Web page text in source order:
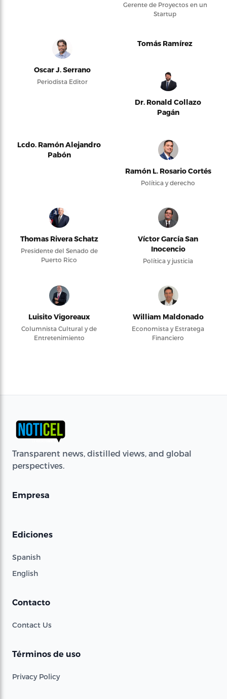
Gerente de Proyectos en un
Startup
Oscar J. Serrano
Periodista Editor
Tomás Ramírez
Dr. Ronald Collazo
Pagán
Lcdo. Ramón Alejandro
Pabón
Ramón L. Rosario Cortés
Política y derecho
Thomas Rivera Schatz
Presidente del Senado de
Puerto Rico
Víctor García San
Inocencio
Política y justicia
Luisito Vigoreaux
Columnista Cultural y de
Entretenimiento
William Maldonado
Economista y Estratega
Financiero
Transparent news, distilled views, and global
perspectives.
Empresa
Ediciones
Spanish
English
Contacto
Contact Us
Términos de uso
Privacy Policy